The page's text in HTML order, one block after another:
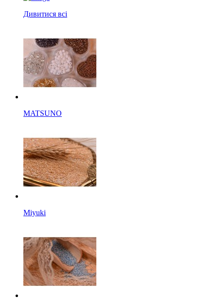
Дивитися всі
MATSUNO
Miyuki